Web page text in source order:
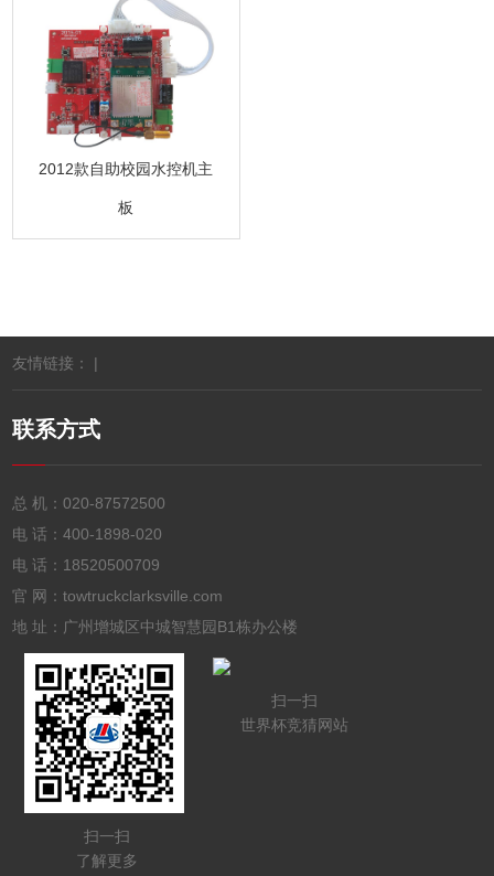
2012款自助校园水控机主
板
友情链接： |
联系方式
总 机：020-87572500
电 话：400-1898-020
电 话： 18520500709
官 网：towtruckclarksville.com
地 址：广州增城区中城智慧园B1栋办公楼
扫一扫
了解更多
扫一扫
世界杯竞猜网站